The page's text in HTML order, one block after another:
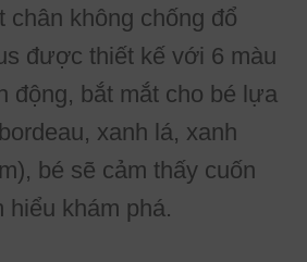
chân không chống đổ
được thiết kế với 6 màu
động, bắt mắt cho bé lựa
xanh lá, xanh
bé sẽ cảm thấy cuốn
hiểu khám phá.